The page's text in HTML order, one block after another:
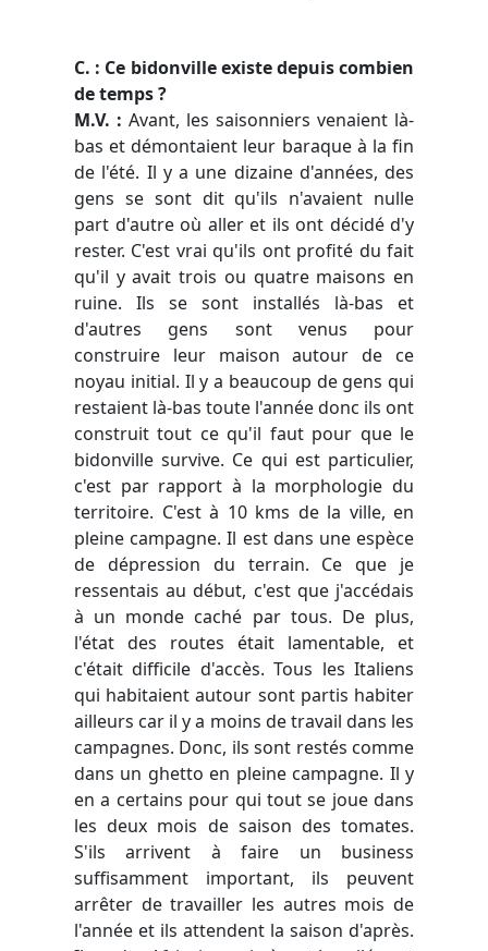
C. : Ce bidonville existe depuis combien
de temps ?
M.V. : Avant, les saisonniers venaient là-
bas et démontaient leur baraque à la fin
de l'été. Il y a une dizaine d'années, des
gens se sont dit qu'ils n'avaient nulle
part d'autre où aller et ils ont décidé d'y
rester. C'est vrai qu'ils ont profité du fait
qu'il y avait trois ou quatre maisons en
ruine. Ils se sont installés là-bas et
d'autres gens sont venus pour
construire leur maison autour de ce
noyau initial. Il y a beaucoup de gens qui
restaient là-bas toute l'année donc ils ont
construit tout ce qu'il faut pour que le
bidonville survive. Ce qui est particulier,
c'est par rapport à la morphologie du
territoire. C'est à 10 kms de la ville, en
pleine campagne. Il est dans une espèce
de dépression du terrain. Ce que je
ressentais au début, c'est que j'accédais
à un monde caché par tous. De plus,
l'état des routes était lamentable, et
c'était difficile d'accès. Tous les Italiens
qui habitaient autour sont partis habiter
ailleurs car il y a moins de travail dans les
campagnes. Donc, ils sont restés comme
dans un ghetto en pleine campagne. Il y
en a certains pour qui tout se joue dans
les deux mois de saison des tomates.
S'ils arrivent à faire un business
suffisamment important, ils peuvent
arrêter de travailler les autres mois de
l'année et ils attendent la saison d'après.